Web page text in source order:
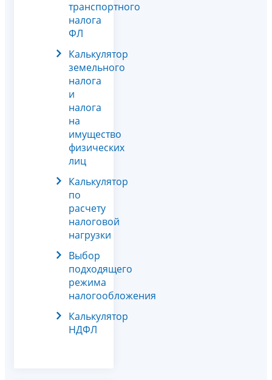
транспортного
налога
ФЛ
Калькулятор
земельного
налога
и
налога
на
имущество
физических
лиц
Калькулятор
по
расчету
налоговой
нагрузки
Выбор
подходящего
режима
налогообложения
Калькулятор
НДФЛ